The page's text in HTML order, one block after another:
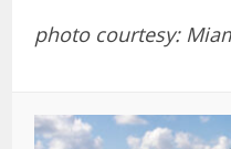
photo courtesy: